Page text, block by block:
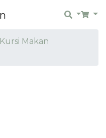
Search
Kursi Makan